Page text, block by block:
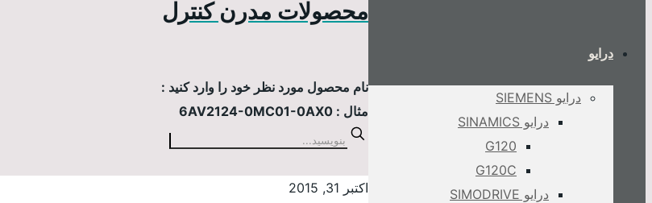
درایو
درایو SIEMENS
درایو SINAMICS
G120
G120C
درایو SIMODRIVE
محصولات مدرن کنترل
نام محصول مورد نظر خود را وارد کنید :
مثال : 6AV2124-0MC01-0AX0
اکتبر 31, 2015